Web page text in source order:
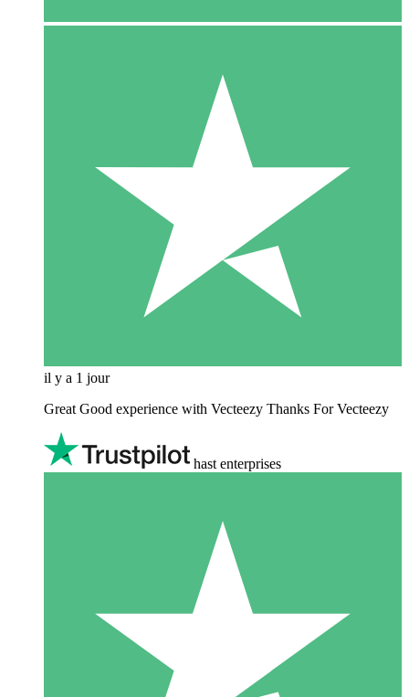
il y a 1 jour
Great Good experience with Vecteezy Thanks For Vecteezy
hast enterprises